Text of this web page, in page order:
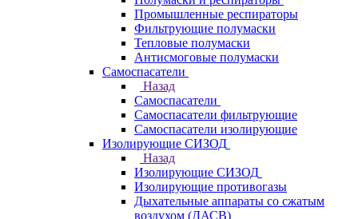
Промышленные респираторы
Фильтрующие полумаски
Тепловые полумаски
Антисмоговые полумаски
Самоспасатели
Назад
Самоспасатели
Самоспасатели фильтрующие
Самоспасатели изолирующие
Изолирующие СИЗОД
Назад
Изолирующие СИЗОД
Изолирующие противогазы
Дыхательные аппараты со сжатым
воздухом (ДАСВ)